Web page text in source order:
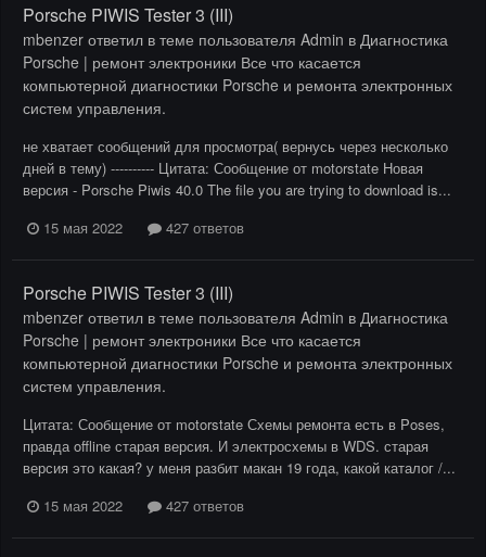
Porsche PIWIS Tester 3 (III)
mbenzer ответил в теме пользователя Admin в Диагностика
Porsche | ремонт электроники Все что касается
компьютерной диагностики Porsche и ремонта электронных
систем управления.
не хватает сообщений для просмотра( вернусь через несколько
дней в тему) ---------- Цитата: Сообщение от motorstate Новая
версия - Porsche Piwis 40.0 The file you are trying to download is...
15 мая 2022
427 ответов
Porsche PIWIS Tester 3 (III)
mbenzer ответил в теме пользователя Admin в Диагностика
Porsche | ремонт электроники Все что касается
компьютерной диагностики Porsche и ремонта электронных
систем управления.
Цитата: Сообщение от motorstate Схемы ремонта есть в Poses,
правда offline старая версия. И электросхемы в WDS. старая
версия это какая? у меня разбит макан 19 года, какой каталог /...
15 мая 2022
427 ответов